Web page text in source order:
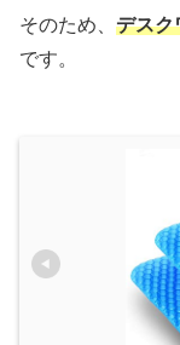
そのため、 デスク
です。